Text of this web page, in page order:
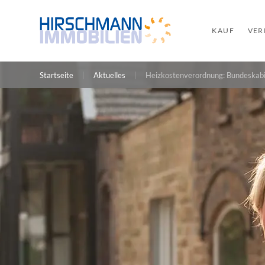
KAUF
Startseite Aktuelles Heizkostenverordnung: